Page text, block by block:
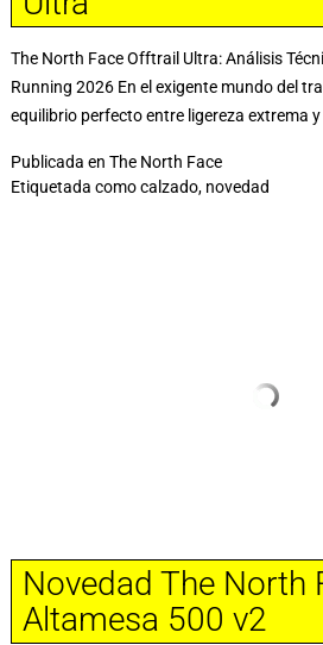
The North Face Offtrail Ultra: Análisis
Running 2026 En el exigente mundo del
equilibrio perfecto entre ligereza extrema y
Publicada en The North Face
Etiquetada comocalzado, novedad
Novedad The North
Altamesa 500 v2